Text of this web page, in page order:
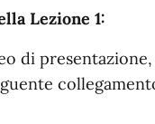
Lezione 1:
di